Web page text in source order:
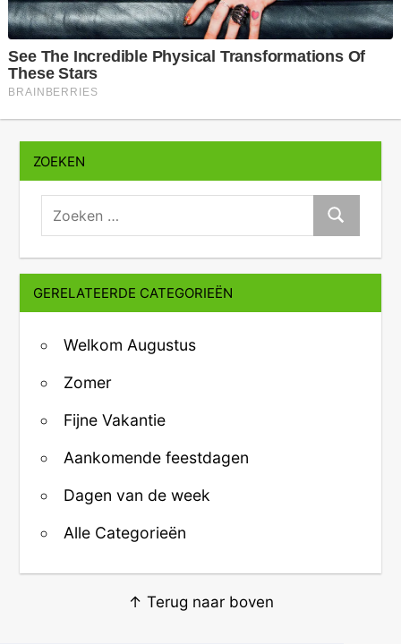
ZOEKEN
zoeken:
Zoeken
GERELATEERDE CATEGORIEËN
Welkom Augustus
Zomer
Fijne Vakantie
Aankomende feestdagen
Dagen van de week
Alle Categorieën
↑ Terug naar boven